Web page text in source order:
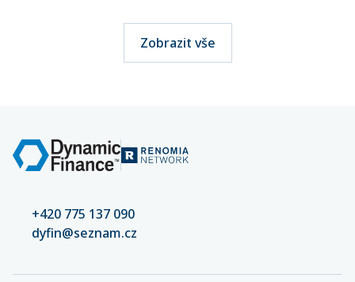
Zobrazit vše
+420 775 137 090
dyfin@seznam.cz